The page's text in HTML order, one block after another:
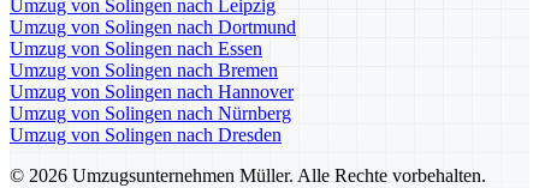
Umzug von Solingen nach Leipzig
Umzug von Solingen nach Dortmund
Umzug von Solingen nach Essen
Umzug von Solingen nach Bremen
Umzug von Solingen nach Hannover
Umzug von Solingen nach Nürnberg
Umzug von Solingen nach Dresden
© 2026 Umzugsunternehmen Müller. Alle Rechte vorbehalten.